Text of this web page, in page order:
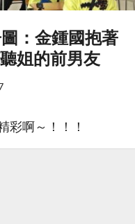
：金鍾國抱著
姐的前男友
彩啊～！！！